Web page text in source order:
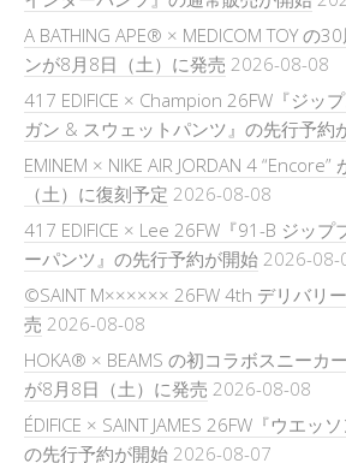
A BATHING APE® × MEDICOM TOY の
ンが8月8日（土）に発売 2026-08-08
417 EDIFICE × Champion 26FW『ジッ
ガン & スウェットパンツ』の先行予約
EMINEM × NIKE AIR JORDAN 4
（土）に復刻予定 2026-08-08
417 EDIFICE × Lee 26FW『91-B ジップ
ーパンツ』の先行予約が開始 2026-08-
©SAINT M×××××× 26FW 4th デリバリ
売 2026-08-08
HOKA® × BEAMS の初コラボスニーカ
が8月8日（土）に発売 2026-08-08
ÉDIFICE × SAINT JAMES 26FW『ウエッ
の先行予約が開始 2026-08-07